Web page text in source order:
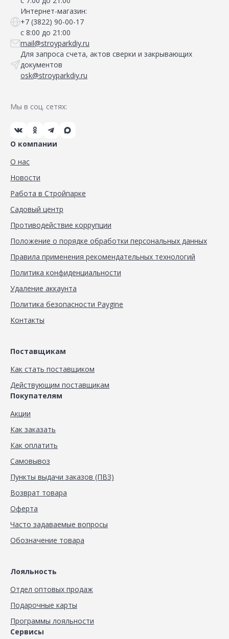
Интернет-магазин:
+7 (3822) 90-00-17
с 8:00 до 21:00
mail@stroyparkdiy.ru
Для запроса счета, актов сверки и закрывающих
документов
osk@stroyparkdiy.ru
Мы в соц. сетях:
О компании
О нас
Новости
Работа в Стройпарке
Садовый центр
Противодействие коррупции
Положение о порядке обработки персональных данных
Правила применения рекомендательных технологий
Политика конфиденциальности
Удаление аккаунта
Политика безопасности Paygine
Контакты
Поставщикам
Как стать поставщиком
Действующим поставщикам
Покупателям
Акции
Как заказать
Как оплатить
Самовывоз
Пункты выдачи заказов (ПВЗ)
Возврат товара
Оферта
Часто задаваемые вопросы
Обозначение товара
Лояльность
Отдел оптовых продаж
Подарочные карты
Программы лояльности
Сервисы